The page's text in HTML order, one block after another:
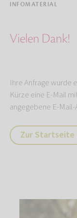
INFOMATERIAL
Vielen Dank!
Ihre Anfrage wurde
Kürze eine E-Mail
angegebene E-
Zur Startseite